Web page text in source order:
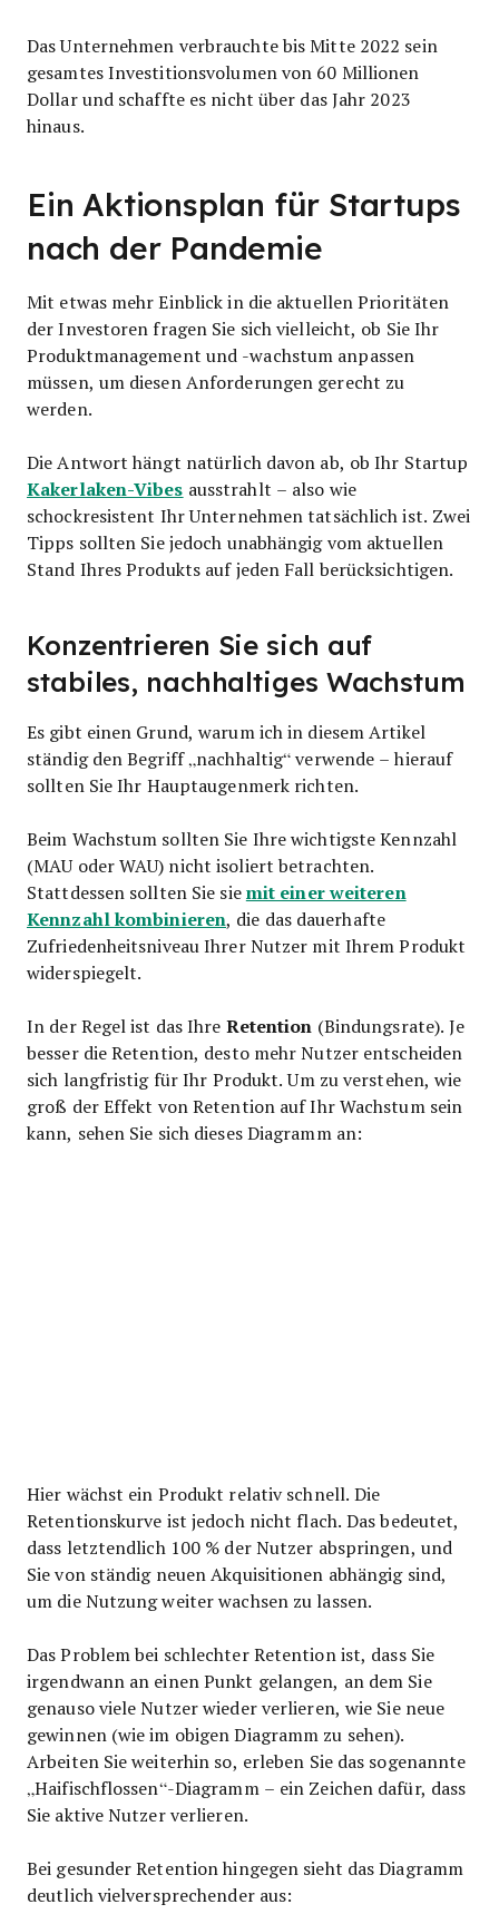
Das Unternehmen verbrauchte bis Mitte 2022 sein
gesamtes Investitionsvolumen von 60 Millionen
Dollar und schaffte es nicht über das Jahr 2023
hinaus.
Ein Aktionsplan für Startups
nach der Pandemie
Mit etwas mehr Einblick in die aktuellen Prioritäten
der Investoren fragen Sie sich vielleicht, ob Sie Ihr
Produktmanagement und -wachstum anpassen
müssen, um diesen Anforderungen gerecht zu
werden.
Die Antwort hängt natürlich davon ab, ob Ihr Startup
Kakerlaken-Vibes ausstrahlt – also wie
schockresistent Ihr Unternehmen tatsächlich ist. Zwei
Tipps sollten Sie jedoch unabhängig vom aktuellen
Stand Ihres Produkts auf jeden Fall berücksichtigen.
Konzentrieren Sie sich auf
stabiles, nachhaltiges Wachstum
Es gibt einen Grund, warum ich in diesem Artikel
ständig den Begriff „nachhaltig“ verwende – hierauf
sollten Sie Ihr Hauptaugenmerk richten.
Beim Wachstum sollten Sie Ihre wichtigste Kennzahl
(MAU oder WAU) nicht isoliert betrachten.
Stattdessen sollten Sie siemit einer weiteren
Kennzahl kombinieren, die das dauerhafte
Zufriedenheitsniveau Ihrer Nutzer mit Ihrem Produkt
widerspiegelt.
In der Regel ist das Ihre Retention (Bindungsrate). Je
besser die Retention, desto mehr Nutzer entscheiden
sich langfristig für Ihr Produkt. Um zu verstehen, wie
groß der Effekt von Retention auf Ihr Wachstum sein
kann, sehen Sie sich dieses Diagramm an:
Hier wächst ein Produkt relativ schnell. Die
Retentionskurve ist jedoch nicht flach. Das bedeutet,
dass letztendlich 100 % der Nutzer abspringen, und
Sie von ständig neuen Akquisitionen abhängig sind,
um die Nutzung weiter wachsen zu lassen.
Das Problem bei schlechter Retention ist, dass Sie
irgendwann an einen Punkt gelangen, an dem Sie
genauso viele Nutzer wieder verlieren, wie Sie neue
gewinnen (wie im obigen Diagramm zu sehen).
Arbeiten Sie weiterhin so, erleben Sie das sogenannte
„Haifischflossen“-Diagramm – ein Zeichen dafür, dass
Sie aktive Nutzer verlieren.
Bei gesunder Retention hingegen sieht das Diagramm
deutlich vielversprechender aus: